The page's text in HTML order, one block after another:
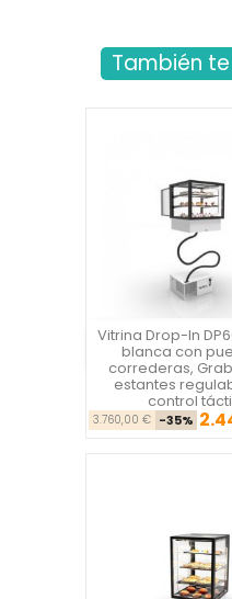
También
Vitrina Drop-In
blanca con
correderas,
estantes
control
3.760,00 € -35%
Vista rápida